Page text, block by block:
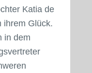
Katia de
ihrem Glück.
in dem